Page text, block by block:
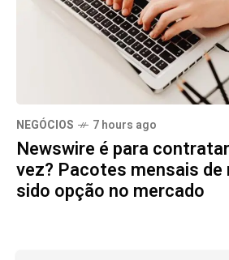
NEGÓCIOS 7 hours ago
Newswire é para
vez? Pacotes mensais
sido opção no mercado